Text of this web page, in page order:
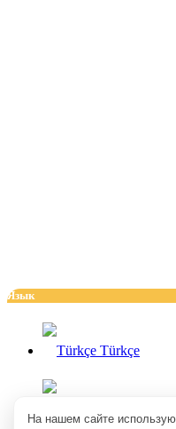
На нашем сайте
Язык
Türkçe